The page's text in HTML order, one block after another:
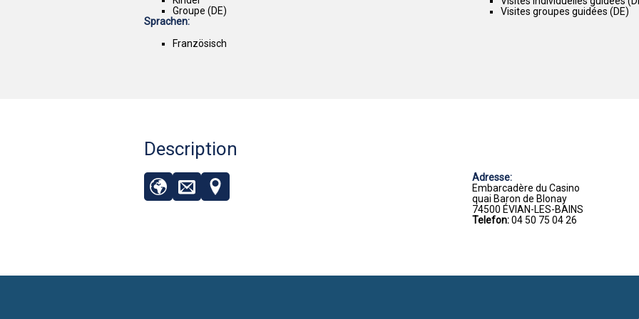
Groupe (DE)
Sprachen:
Französisch
Visites groupes guidées (DE)
Description
Adresse:
Embarcadère du Casino
quai Baron de Blonay
74500 ÉVIAN-LES-BAINS
Telefon:04 50 75 04 26